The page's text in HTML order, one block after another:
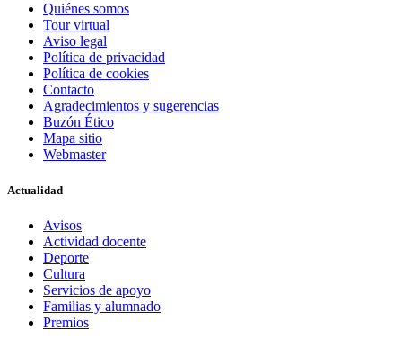
Quiénes somos
Tour virtual
Aviso legal
Política de privacidad
Política de cookies
Contacto
Agradecimientos y sugerencias
Buzón Ético
Mapa sitio
Webmaster
Actualidad
Avisos
Actividad docente
Deporte
Cultura
Servicios de apoyo
Familias y alumnado
Premios